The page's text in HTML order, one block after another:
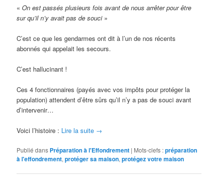
«On est passés plusieurs fois avant de nous arrêter pour être
sur qu’il n’y avait pas de souci»
C’est ce que les gendarmes ont dit à l’un de nos récents
abonnés qui appelait les secours.
C’est hallucinant !
Ces 4 fonctionnaires (payés avec vos impôts pour protéger la
population) attendent d’être sûrs qu’il n’y a pas de souci avant
d’intervenir…
Voici l’histoire : Lire la suite →
Publié dans Préparation à l'Effondrement | Mots-clefs :préparation
à l'effondrement,protéger sa maison,protégez votre maison